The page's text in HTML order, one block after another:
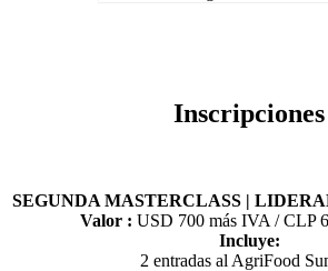
Inscripciones
SEGUNDA MASTERCLASS |
Valor : USD 700 más IVA / CLP
Incluye:
2 entradas al AgriFood